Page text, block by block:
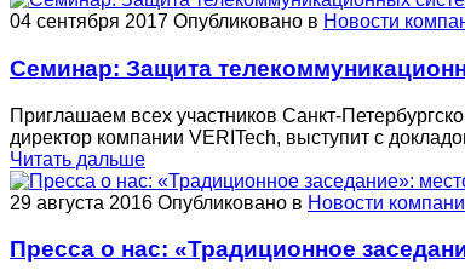
04 сентября 2017 Опубликовано в Новости
Семинар: Защита
Приглашаем всех участников Санкт-
директор компании VERITech, выступит с
Читать дальше
29 августа 2016 Опубликовано в Новости
Пресса о нас: «Традиционное